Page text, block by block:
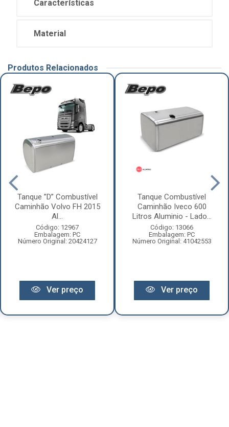
Características
Material
Produtos Relacionados
Tanque ”D” Combustível
Caminhão Volvo FH 2015
Al...
Código: 12967
Embalagem: PC
Número Original: 20424127
Ver preço
Tanque Combustível
Caminhão Iveco 600
Litros Aluminio - Lado...
Código: 13066
Embalagem: PC
Número Original: 41042553
Ver preço